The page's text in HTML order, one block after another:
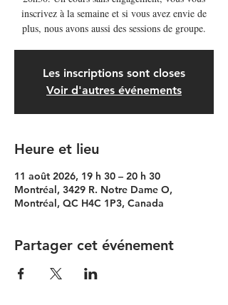
inscrivez à la semaine et si vous avez envie de
plus, nous avons aussi des sessions de groupe.
Les inscriptions sont closes
Voir d'autres événements
Heure et lieu
11 août 2026, 19 h 30 – 20 h 30
Montréal, 3429 R. Notre Dame O,
Montréal, QC H4C 1P3, Canada
Partager cet événement